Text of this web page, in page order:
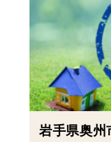
岩手県奥